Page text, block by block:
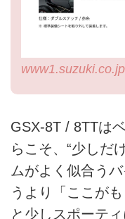
www1.suzuki.co.jp
GSX-8T / 8TTは
らこそ、“少しだ
ムがよく似合う
うより「ここが
と少しスポーテ